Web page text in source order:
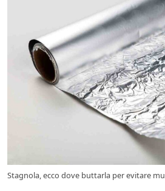
Stagnola, ecco dove buttarla per evitare